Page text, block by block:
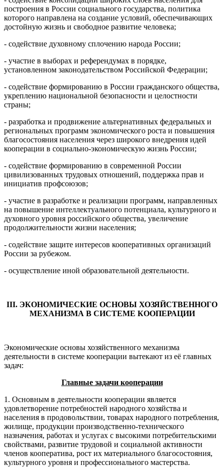
построения в России социального государства, политика
которого направлена на создание условий, обеспечивающих
достойную жизнь и свободное развитие человека;
- содействие духовному сплочению народа России;
- участие в выборах и референдумах в порядке,
установленном законодательством Российской Федерации;
- содействие формированию в России гражданского общества,
укреплению национальной безопасности и целостности
страны;
- разработка и продвижение альтернативных федеральных и
региональных программ экономического роста и повышения
благосостояния населения через широкого внедрения идей
кооперации в социально-экономическую жизнь России;
- содействие формированию в современной России
цивилизованных трудовых отношений, поддержка прав и
инициатив профсоюзов;
- участие в разработке и реализации программ, направленных
на повышение интеллектуального потенциала, культурного и
духовного уровня российского общества, увеличение
продолжительности жизни населения;
- содействие защите интересов кооперативных организаций
России за рубежом.
- осуществление иной образовательной деятельности.
III. ЭКОНОМИЧЕСКИЕ ОСНОВЫ ХОЗЯЙСТВЕННОГО
МЕХАНИЗМА В СИСТЕМЕ КООПЕРАЦИИ
Экономические основы хозяйственного механизма
деятельности в системе кооперации вытекают из её главных
задач:
Главные задачи кооперации
1. Основным в деятельности кооперации является
удовлетворение потребностей народного хозяйства и
населения в продовольствии, товарах народного потребления,
жилище, продукции производственно-технического
назначения, работах и услугах с высокими потребительскими
свойствами, развитие трудовой и социальной активности
членов кооператива, рост их материального благосостояния,
культурного уровня и профессионального мастерства.